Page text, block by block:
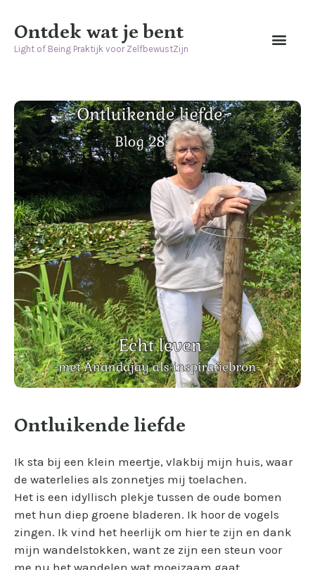
Ontdek wat je bent
Light of Being Praktijk voor ZelfbewustZijn
Ontluikende liefde
Ik sta bij een klein meertje, vlakbij mijn huis, waar
de waterlelies als zonnetjes mij toelachen.
Het is een idyllisch plekje tussen de oude bomen
met hun diep groene bladeren. Ik hoor de vogels
zingen. Ik vind het heerlijk om hier te zijn en dank
mijn wandelstokken, want ze zijn een steun voor
me nu het wandelen wat moeizaam gaat.